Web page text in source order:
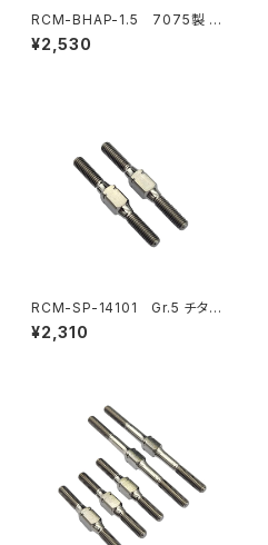
RCM-BHAP-1.5 7075製 ウ
ルトラライトボディハイトアジャ
スター6mmポスト-1.5mmピン
¥2,530
RCM-SP-14101 Gr.5 チタン
リヤトー/フロントステアリングリ
ンクターンバックル 3x28mm
¥2,310